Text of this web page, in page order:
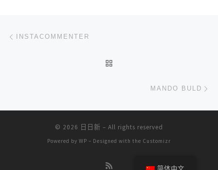
文章导航
INSTACOMMENTER
MANDO BULD
© 2026 日日新 – All rights reserved
Powered by WP – Designed with the Customizr